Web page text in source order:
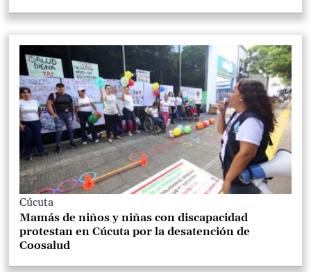
Cúcuta
Mamás de niños y niñas con discapacidad
protestan en Cúcuta por la desatención de
Coosalud